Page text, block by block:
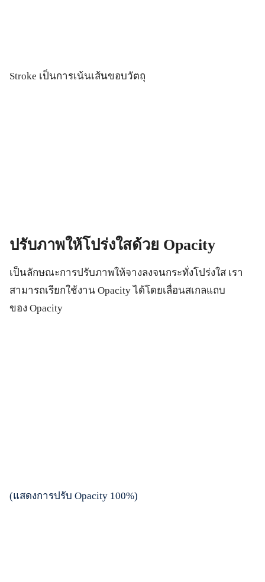
Stroke เป็นการเน้นเส้นขอบวัตถุ
ปรับภาพให้โปร่งใสด้วย Opacity
เป็นลักษณะการปรับภาพให้จางลงจนกระทั่งโปร่งใส เรา
สามารถเรียกใช้งาน Opacity ได้โดยเลื่อนสเกลแถบ
ของ Opacity
(แสดงการปรับ Opacity 100%)